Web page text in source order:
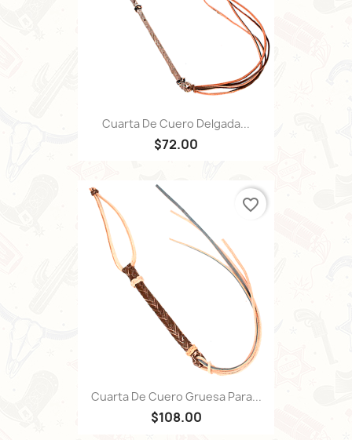
Cuarta De Cuero Delgada...
$72.00
Cuarta De Cuero Gruesa Para...
$108.00
favorite_border